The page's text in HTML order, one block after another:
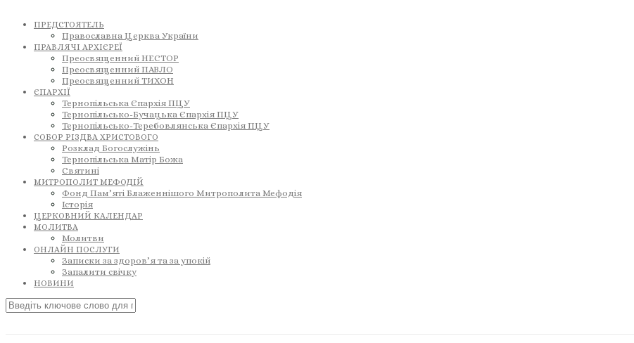
ПРЕДСТОЯТЕЛЬ
Православна Церква України
ПРАВЛЯЧІ АРХІЄРЕЇ
Преосвященний НЕСТОР
Преосвященний ПАВЛО
Преосвященний ТИХОН
ЄПАРХІЇ
Тернопільська Єпархія ПЦУ
Тернопільсько-Бучацька Єпархія ПЦУ
Тернопільсько-Теребовлянська Єпархія ПЦУ
СОБОР РІЗДВА ХРИСТОВОГО
Розклад Богослужінь
Тернопільська Матір Божа
Святині
МИТРОПОЛИТ МЕФОДІЙ
Фонд Пам’яті Блаженнішого Митрополита Мефодія
Історія
ЦЕРКОВНИЙ КАЛЕНДАР
МОЛИТВА
Молитви
ОНЛАЙН ПОСЛУГИ
Записки за здоров’я та за упокій
Запалити свічку
НОВИНИ